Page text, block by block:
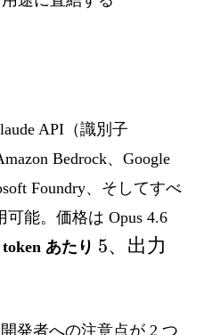
API（識別子
Bedrock、Google
Foundry、そしてすべ
可能。価格は Opus 4.6
あたり 5、
5、出力
発者への注意点が 2 つ